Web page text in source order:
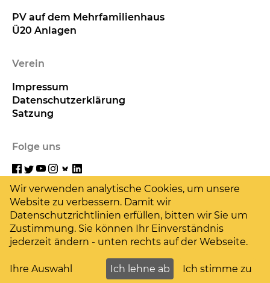
PV auf dem Mehrfamilienhaus
Ü20 Anlagen
Verein
Impressum
Datenschutzerklärung
Satzung
Folge uns
Hilf uns
Deine Spende
Cookie Einstellungen
Wir verwenden analytische Cookies, um unsere
Website zu verbessern. Damit wir
Datenschutzrichtlinien erfüllen, bitten wir Sie um
Zustimmung. Sie können Ihr Einverständnis
jederzeit ändern - unten rechts auf der Webseite.
Ihre Auswahl Ich lehne ab Ich stimme zu